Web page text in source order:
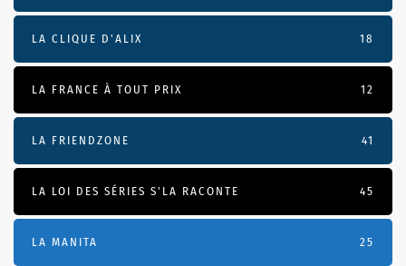
LA CLIQUE D'ALIX 18
LA FRANCE À TOUT PRIX 12
LA FRIENDZONE 41
LA LOI DES SÉRIES S'LA RACONTE 45
LA MANITA 25